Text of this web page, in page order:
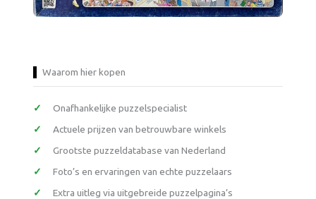
Waarom hier kopen
Onafhankelijke puzzelspecialist
Actuele prijzen van betrouwbare winkels
Grootste puzzeldatabase van Nederland
Foto’s en ervaringen van echte puzzelaars
Extra uitleg via uitgebreide puzzelpagina’s